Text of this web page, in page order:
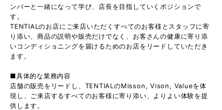
ンバーと一緒になって学び、店長を目指していくポジションで
す。
TENTIALのお店にご来店いただくすべてのお客様とスタッフに寄
り添い、商品の説明や販売だけでなく、お客さんの健康に寄り添
いコンディショニングを届けるためのお店をリードしていただき
ます。
■具体的な業務内容
店舗の販売をリードし、TENTIALのMisson, Vison, Valueを体
現し、ご来店するすべてのお客様に寄り添い、よりよい体験を提
供します。